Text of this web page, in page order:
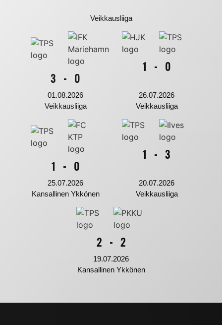
Veikkausliiga
3 - 0
01.08.2026
Veikkausliiga
1 - 0
26.07.2026
Veikkausliiga
1 - 0
25.07.2026
Kansallinen Ykkönen
1 - 3
20.07.2026
Veikkausliiga
2 - 2
19.07.2026
Kansallinen Ykkönen